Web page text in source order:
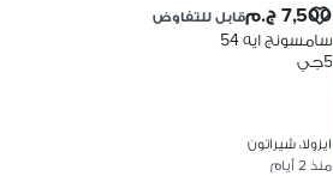
7,500 ج.م قابل للتفاوض
سامسونج ايه 54
5جي
ايزولا، شيراتون
منذ 2 أيام